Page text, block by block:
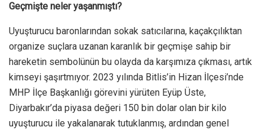
Geçmişte neler yaşanmıştı?
Uyuşturucu baronlarından sokak satıcılarına, kaçakçılıktan
organize suçlara uzanan karanlık bir geçmişe sahip bir
hareketin sembolünün bu olayda da karşımıza çıkması, artık
kimseyi şaşırtmıyor. 2023 yılında Bitlis’in Hizan İlçesi’nde
MHP İlçe Başkanlığı görevini yürüten Eyüp Üste,
Diyarbakır’da piyasa değeri 150 bin dolar olan bir kilo
uyuşturucu ile yakalanarak tutuklanmış, ardından genel